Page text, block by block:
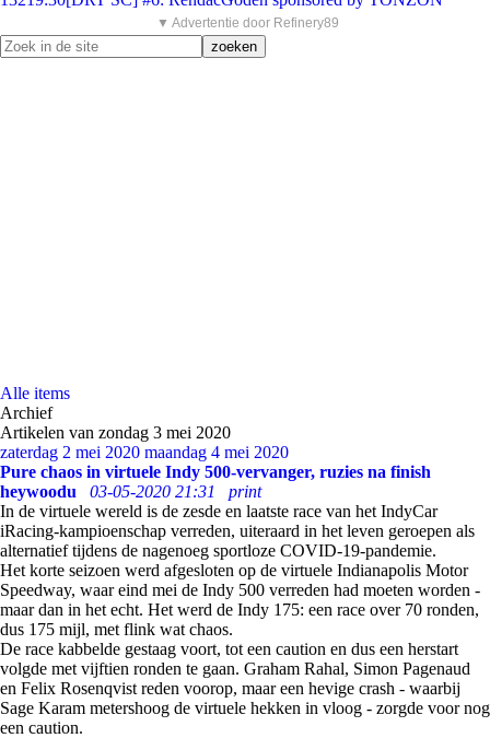
▼ Advertentie door Refinery89
Alle items
Archief
Artikelen van zondag 3 mei 2020
zaterdag 2 mei 2020 maandag 4 mei 2020
Pure chaos in virtuele Indy 500-vervanger, ruzies na finish
heywoodu
03-05-2020 21:31
print
In de virtuele wereld is de zesde en laatste race van het IndyCar
iRacing-kampioenschap verreden, uiteraard in het leven geroepen als
alternatief tijdens de nagenoeg sportloze COVID-19-pandemie.
Het korte seizoen werd afgesloten op de virtuele Indianapolis Motor
Speedway, waar eind mei de Indy 500 verreden had moeten worden -
maar dan in het echt. Het werd de Indy 175: een race over 70 ronden,
dus 175 mijl, met flink wat chaos.
De race kabbelde gestaag voort, tot een caution en dus een herstart
volgde met vijftien ronden te gaan. Graham Rahal, Simon Pagenaud
en Felix Rosenqvist reden voorop, maar een hevige crash - waarbij
Sage Karam metershoog de virtuele hekken in vloog - zorgde voor nog
een caution.